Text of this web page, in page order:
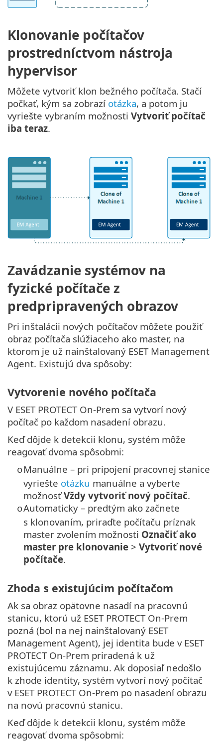
Klonovanie počítačov
prostredníctvom nástroja
hypervisor
Môžete vytvoriť klon bežného počítača. Stačí
počkať, kým sa zobrazí otázka, a potom ju
vyriešte vybraním možnosti Vytvoriť počítač
iba teraz.
Zavádzanie systémov na
fyzické počítače z
predpripravených obrazov
Pri inštalácii nových počítačov môžete použiť
obraz počítača slúžiaceho ako master, na
ktorom je už nainštalovaný ESET Management
Agent. Existujú dva spôsoby:
Vytvorenie nového počítača
V ESET PROTECT On-Prem sa vytvorí nový
počítač po každom nasadení obrazu.
Keď dôjde k detekcii klonu, systém môže
reagovať dvoma spôsobmi:
oManuálne – pri pripojení pracovnej stanice
vyriešte otázku manuálne a vyberte
možnosťVždy vytvoriť nový počítač.
oAutomaticky – predtým ako začnete
s klonovaním, priraďte počítaču príznak
master zvolením možnosti Označiť ako
master pre klonovanie > Vytvoriť nové
počítače.
Zhoda s existujúcim počítačom
Ak sa obraz opätovne nasadí na pracovnú
stanicu, ktorú už ESET PROTECT On-Prem
pozná (bol na nej nainštalovaný ESET
Management Agent), jej identita bude v ESET
PROTECT On-Prem priradená k už
existujúcemu záznamu. Ak doposiaľ nedošlo
k zhode identity, systém vytvorí nový počítač
v ESET PROTECT On-Prem po nasadení obrazu
na novú pracovnú stanicu.
Keď dôjde k detekcii klonu, systém môže
reagovať dvoma spôsobmi: